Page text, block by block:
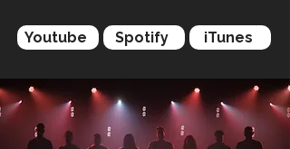
Youtube Spotify iTunes